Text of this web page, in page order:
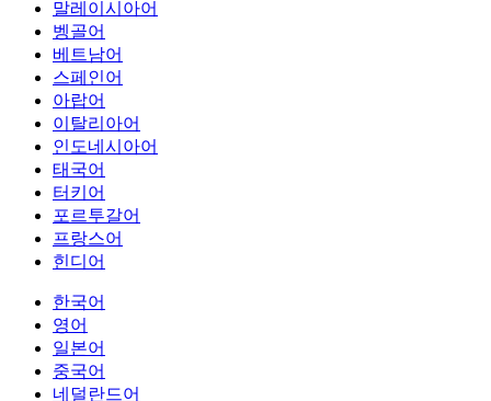
말레이시아어
벵골어
베트남어
스페인어
아랍어
이탈리아어
인도네시아어
태국어
터키어
포르투갈어
프랑스어
힌디어
한국어
영어
일본어
중국어
네덜란드어